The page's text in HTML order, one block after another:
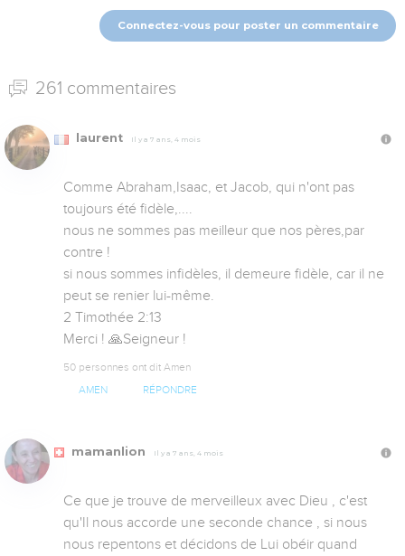
Connectez-vous pour poster un commentaire
261 commentaires
laurent Il y a 7 ans, 4 mois
Comme Abraham,Isaac, et Jacob, qui n'ont pas
toujours été fidèle,....
nous ne sommes pas meilleur que nos pères,par
contre !
si nous sommes infidèles, il demeure fidèle, car il ne
peut se renier lui-même.
2 Timothée 2:13
Merci ! 🙏Seigneur !
50 personnes ont dit Amen
AMEN RÉPONDRE
mamanlion Il y a 7 ans, 4 mois
Ce que je trouve de merveilleux avec Dieu , c'est
qu'Il nous accorde une seconde chance , si nous
nous repentons et décidons de Lui obéir quand